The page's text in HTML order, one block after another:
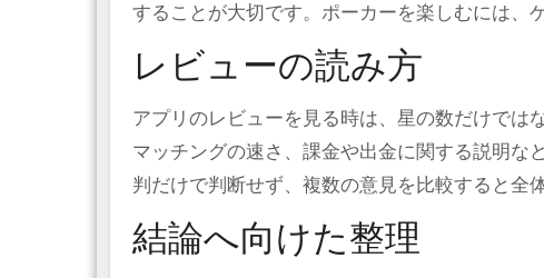
することが大切です。ポーカーを楽しむには、
レビューの読み方
アプリのレビューを見る時は、星の数だけでは
マッチングの速さ、課金や出金に関する説明な
判だけで判断せず、複数の意見を比較すると全
結論へ向けた整理